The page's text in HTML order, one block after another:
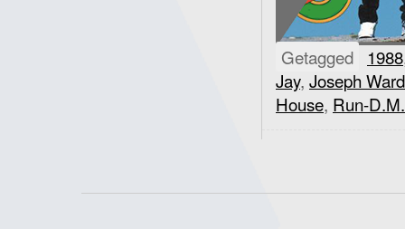
Getagged 1988
Jay, Joseph
House, Run-